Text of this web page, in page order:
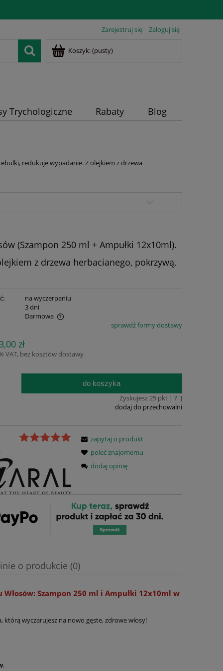
Zarejestruj się Zaloguj się
Koszyk:(pusty)
Trychologiczne Rabaty Blog
redukuje wypadanie. Z olejkiem z drzewa
(Szampon 250 ml + Ampułki 12x10ml).
z drzewa herbacianego, pokrzywą,
na wyczerpaniu
3 dni
Darmowa
sprawdź formy dostawy
zł
VAT, bez kosztów dostawy
do koszyka
Zyskujesz25pkt [ ? ]
dodaj do przechowalni
zapytaj o produkt
poleć znajomemu
dodaj opinię
o produkcie (0)
Szampon 250 ml i Ampułki 12x10ml w
którą wyczarujesz na nowo gęste, zdrowe włosy!
.